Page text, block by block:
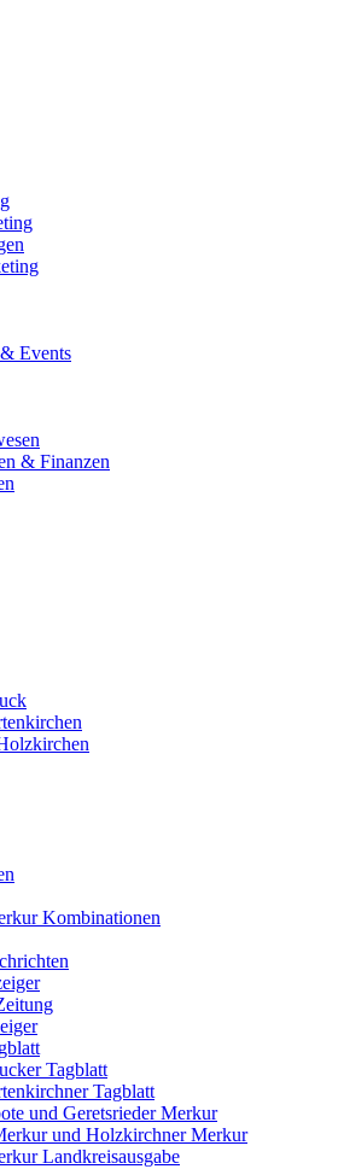
Events
& Finanzen
Kombinationen
Tagblatt
Tagblatt
und Geretsrieder Merkur
und Holzkirchner Merkur
Landkreisausgabe